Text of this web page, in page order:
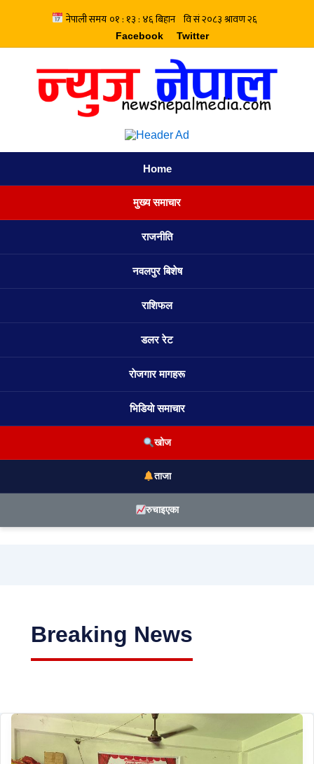
Facebook Twitter
Home
मुख्य समाचार
राजनीति
नवलपुर बिशेष
राशिफल
डलर रेट
राेजगार मागहरू
भिडियाे समाचार
खोज
ताजा
रुचाइएका
Breaking News